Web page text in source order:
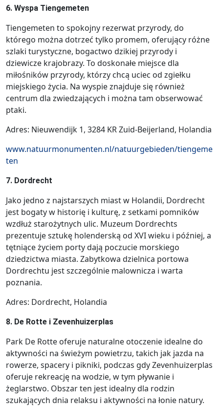
6. Wyspa Tiengemeten
Tiengemeten to spokojny rezerwat przyrody, do
którego można dotrzeć tylko promem, oferujący różne
szlaki turystyczne, bogactwo dzikiej przyrody i
dziewicze krajobrazy. To doskonałe miejsce dla
miłośników przyrody, którzy chcą uciec od zgiełku
miejskiego życia. Na wyspie znajduje się również
centrum dla zwiedzających i można tam obserwować
ptaki.
Adres: Nieuwendijk 1, 3284 KR Zuid-Beijerland, Holandia
www.natuurmonumenten.nl/natuurgebieden/tiengeme
ten
7. Dordrecht
Jako jedno z najstarszych miast w Holandii, Dordrecht
jest bogaty w historię i kulturę, z setkami pomników
wzdłuż starożytnych ulic. Muzeum Dordrechts
prezentuje sztukę holenderską od XVI wieku i później, a
tętniące życiem porty dają poczucie morskiego
dziedzictwa miasta. Zabytkowa dzielnica portowa
Dordrechtu jest szczególnie malownicza i warta
poznania.
Adres: Dordrecht, Holandia
8. De Rotte i Zevenhuizerplas
Park De Rotte oferuje naturalne otoczenie idealne do
aktywności na świeżym powietrzu, takich jak jazda na
rowerze, spacery i pikniki, podczas gdy Zevenhuizerplas
oferuje rekreację na wodzie, w tym pływanie i
żeglarstwo. Obszar ten jest idealny dla rodzin
szukających dnia relaksu i aktywności na łonie natury.